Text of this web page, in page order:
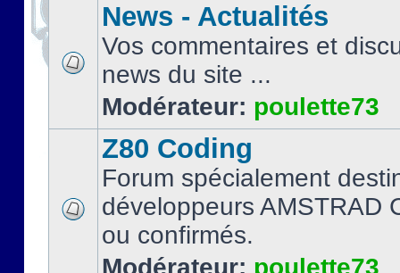
News - Actualités
Vos commentaires et
news du site ...
Modérateur: poulette73
Z80 Coding
Forum spécialement
développeurs AMSTRAD
ou confirmés.
Modérateur: poulette73